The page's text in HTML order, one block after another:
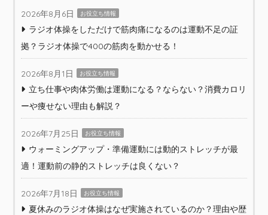
2026年8月6日 お役立ち情報
ラジオ体操をしただけで筋肉痛になるのは運動不足の証
拠？ラジオ体操で400の筋肉を動かせる！
2026年8月1日 お役立ち情報
立ち仕事や肉体労働は運動になる？ならない？消費カロリ
ーや痩せない理由も解説？
2026年7月25日 お役立ち情報
ウォーミングアップ・準備運動には動的ストレッチが最
適！運動前の静的ストレッチは良くない？
2026年7月18日 お役立ち情報
夏休みのラジオ体操はなぜ実施されているのか？理由や歴